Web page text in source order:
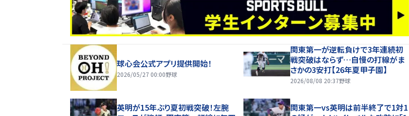
球心会公式アプリ提供開始！
2026/05/27 00:00野球
関東第一が逆転負けで3年連続初
戦突破はならず…自慢の打線がま
さかの3安打【26年夏甲子園】
2026/08/08 20:37野球
英明が15年ぶり夏初戦突破！左腕
関東第一vs英明は前半終了で1対1